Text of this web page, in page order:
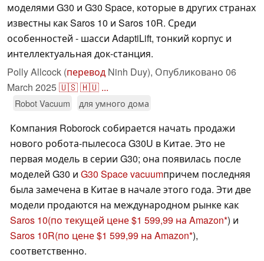
моделями G30 и G30 Space, которые в других странах
известны как Saros 10 и Saros 10R. Среди
особенностей - шасси AdaptiLift, тонкий корпус и
интеллектуальная док-станция.
Polly Allcock (перевод Ninh Duy), Опубликовано 06
March 2025🇺🇸🇭🇺 ...
Robot Vacuum для умного дома
Компания Roborock собирается начать продажи
нового робота-пылесоса G30U в Китае. Это не
первая модель в серии G30; она появилась после
моделей G30 и G30 Space vacuumпричем последняя
была замечена в Китае в начале этого года. Эти две
модели продаются на международном рынке как
Saros 10(по текущей цене $1 599,99 на Amazon ) и
Saros 10R(по цене $1 599,99 на Amazon ),
соответственно.